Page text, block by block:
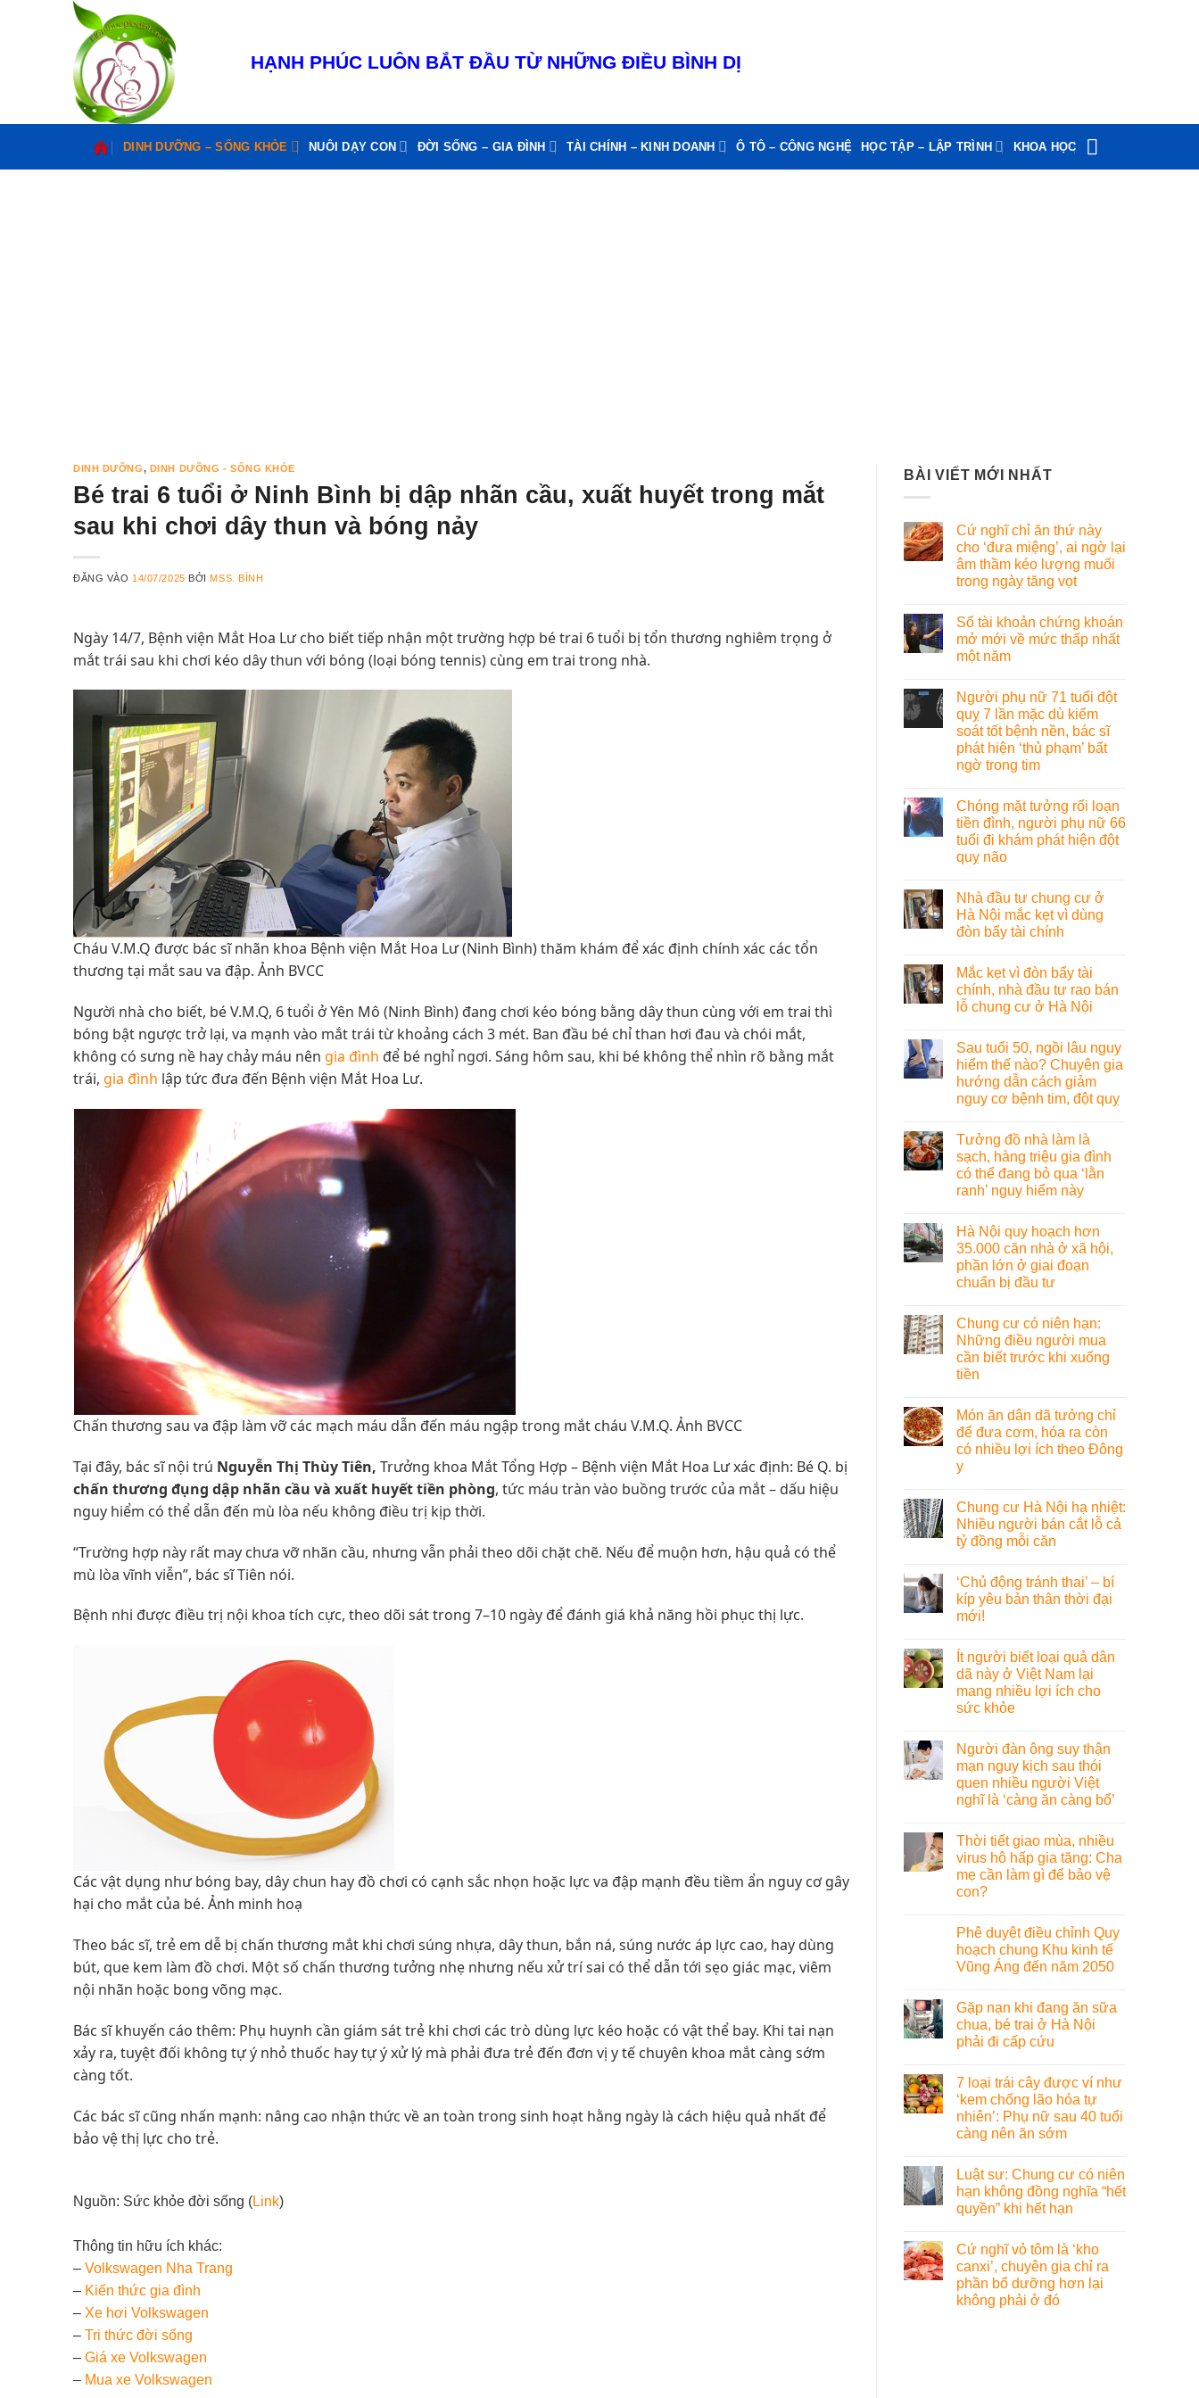
HẠNH PHÚC LUÔN BẮT ĐẦU TỪ NHỮNG ĐIỀU BÌNH DỊ
DINH DƯỠNG – SỐNG KHỎE NUÔI DẠY CON ĐỜI SỐNG – GIA ĐÌNH TÀI CHÍNH – KINH DOANH Ô TÔ – CÔNG NGHỆ HỌC TẬP – LẬP TRÌNH KHOA HỌC
DINH DƯỠNG, DINH DƯỠNG - SỐNG KHỎE
Bé trai 6 tuổi ở Ninh Bình bị dập nhãn cầu, xuất huyết trong mắt
sau khi chơi dây thun và bóng nảy
ĐĂNG VÀO 14/07/2025 BỞIMSS. BÌNH
Ngày 14/7, Bệnh viện Mắt Hoa Lư cho biết tiếp nhận một trường hợp bé trai 6 tuổi bị tổn thương nghiêm trọng ở
mắt trái sau khi chơi kéo dây thun với bóng (loại bóng tennis) cùng em trai trong nhà.
Cháu V.M.Q được bác sĩ nhãn khoa Bệnh viện Mắt Hoa Lư (Ninh Bình) thăm khám để xác định chính xác các tổn
thương tại mắt sau va đập. Ảnh BVCC
Người nhà cho biết, bé V.M.Q, 6 tuổi ở Yên Mô (Ninh Bình) đang chơi kéo bóng bằng dây thun cùng với em trai thì
bóng bật ngược trở lại, va mạnh vào mắt trái từ khoảng cách 3 mét. Ban đầu bé chỉ than hơi đau và chói mắt,
không có sưng nề hay chảy máu nên gia đình để bé nghỉ ngơi. Sáng hôm sau, khi bé không thể nhìn rõ bằng mắt
trái, gia đình lập tức đưa đến Bệnh viện Mắt Hoa Lư.
Chấn thương sau va đập làm vỡ các mạch máu dẫn đến máu ngập trong mắt cháu V.M.Q. Ảnh BVCC
Tại đây, bác sĩ nội trú Nguyễn Thị Thùy Tiên, Trưởng khoa Mắt Tổng Hợp – Bệnh viện Mắt Hoa Lư xác định: Bé Q. bị
chấn thương đụng dập nhãn cầu và xuất huyết tiền phòng, tức máu tràn vào buồng trước của mắt – dấu hiệu
nguy hiểm có thể dẫn đến mù lòa nếu không điều trị kịp thời.
“Trường hợp này rất may chưa vỡ nhãn cầu, nhưng vẫn phải theo dõi chặt chẽ. Nếu để muộn hơn, hậu quả có thể
mù lòa vĩnh viễn”, bác sĩ Tiên nói.
Bệnh nhi được điều trị nội khoa tích cực, theo dõi sát trong 7–10 ngày để đánh giá khả năng hồi phục thị lực.
Các vật dụng như bóng bay, dây chun hay đồ chơi có cạnh sắc nhọn hoặc lực va đập mạnh đều tiềm ẩn nguy cơ gây
hại cho mắt của bé. Ảnh minh hoạ
Theo bác sĩ, trẻ em dễ bị chấn thương mắt khi chơi súng nhựa, dây thun, bắn ná, súng nước áp lực cao, hay dùng
bút, que kem làm đồ chơi. Một số chấn thương tưởng nhẹ nhưng nếu xử trí sai có thể dẫn tới sẹo giác mạc, viêm
nội nhãn hoặc bong võng mạc.
Bác sĩ khuyến cáo thêm: Phụ huynh cần giám sát trẻ khi chơi các trò dùng lực kéo hoặc có vật thể bay. Khi tai nạn
xảy ra, tuyệt đối không tự ý nhỏ thuốc hay tự ý xử lý mà phải đưa trẻ đến đơn vị y tế chuyên khoa mắt càng sớm
càng tốt.
Các bác sĩ cũng nhấn mạnh: nâng cao nhận thức về an toàn trong sinh hoạt hằng ngày là cách hiệu quả nhất để
bảo vệ thị lực cho trẻ.
Nguồn: Sức khỏe đời sống (Link)
Thông tin hữu ích khác:
– Volkswagen Nha Trang
– Kiến thức gia đình
– Xe hơi Volkswagen
– Tri thức đời sống
– Giá xe Volkswagen
– Mua xe Volkswagen
BÀI VIẾT MỚI NHẤT
Cứ nghĩ chỉ ăn thứ này
cho ‘đưa miệng’, ai ngờ lại
âm thầm kéo lượng muối
trong ngày tăng vọt
Số tài khoản chứng khoán
mở mới về mức thấp nhất
một năm
Người phụ nữ 71 tuổi đột
quỵ 7 lần mặc dù kiểm
soát tốt bệnh nền, bác sĩ
phát hiện ‘thủ phạm’ bất
ngờ trong tim
Chóng mặt tưởng rối loạn
tiền đình, người phụ nữ 66
tuổi đi khám phát hiện đột
quỵ não
Nhà đầu tư chung cư ở
Hà Nội mắc kẹt vì dùng
đòn bẩy tài chính
Mắc kẹt vì đòn bẩy tài
chính, nhà đầu tư rao bán
lỗ chung cư ở Hà Nội
Sau tuổi 50, ngồi lâu nguy
hiểm thế nào? Chuyên gia
hướng dẫn cách giảm
nguy cơ bệnh tim, đột quỵ
Tưởng đồ nhà làm là
sạch, hàng triệu gia đình
có thể đang bỏ qua ‘lằn
ranh’ nguy hiểm này
Hà Nội quy hoạch hơn
35.000 căn nhà ở xã hội,
phần lớn ở giai đoạn
chuẩn bị đầu tư
Chung cư có niên hạn:
Những điều người mua
cần biết trước khi xuống
tiền
Món ăn dân dã tưởng chỉ
để đưa cơm, hóa ra còn
có nhiều lợi ích theo Đông
y
Chung cư Hà Nội hạ nhiệt:
Nhiều người bán cắt lỗ cả
tỷ đồng mỗi căn
‘Chủ động tránh thai’ – bí
kíp yêu bản thân thời đại
mới!
Ít người biết loại quả dân
dã này ở Việt Nam lại
mang nhiều lợi ích cho
sức khỏe
Người đàn ông suy thận
mạn nguy kịch sau thói
quen nhiều người Việt
nghĩ là ‘càng ăn càng bổ’
Thời tiết giao mùa, nhiều
virus hô hấp gia tăng: Cha
mẹ cần làm gì để bảo vệ
con?
Phê duyệt điều chỉnh Quy
hoạch chung Khu kinh tế
Vũng Áng đến năm 2050
Gặp nạn khi đang ăn sữa
chua, bé trai ở Hà Nội
phải đi cấp cứu
7 loại trái cây được ví như
‘kem chống lão hóa tự
nhiên’: Phụ nữ sau 40 tuổi
càng nên ăn sớm
Luật sư: Chung cư có niên
hạn không đồng nghĩa “hết
quyền” khi hết hạn
Cứ nghĩ vỏ tôm là ‘kho
canxi’, chuyên gia chỉ ra
phần bổ dưỡng hơn lại
không phải ở đó